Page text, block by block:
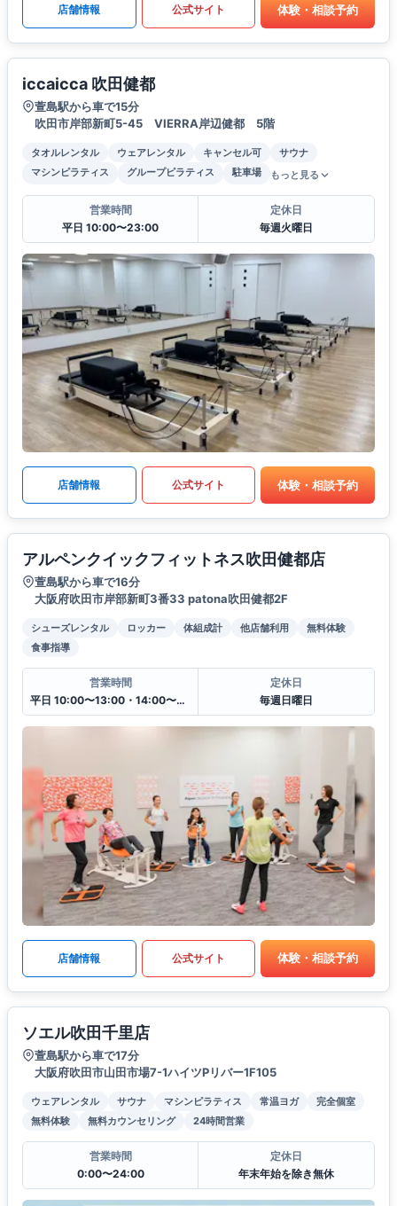
店舗情報 公式サイト 体験・相談予約
iccaicca 吹田健都
萱島駅から車で15分
吹田市岸部新町5-45 VIERRA岸辺健都 5階
タオルレンタル ウェアレンタル キャンセル可
サウナ
マシンピラティス
グループピラティス 駐車場 もっと見る
営業時間
平日 10:00〜23:00
定休日
毎週火曜日
店舗情報 公式サイト 体験・相談予約
アルペンクイックフィットネス吹田健都店
萱島駅から車で16分
大阪府吹田市岸部新町3番33 patona吹田健都2F
シューズレンタル ロッカー 体組成計 他店舗利用
無料体験
食事指導
営業時間
平日 10:00〜13:00・14:00〜20:00
定休日
毎週日曜日
店舗情報 公式サイト 体験・相談予約
ソエル吹田千里店
萱島駅から車で17分
大阪府吹田市山田市場7-1ハイツPリバー1F105
ウェアレンタル サウナ マシンピラティス 常温ヨガ
完全個室
無料体験
無料カウンセリング 24時間営業
営業時間
0:00〜24:00
定休日
年末年始を除き無休